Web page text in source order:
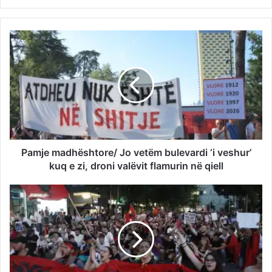
Pamje madhështore/ Jo vetëm bulevardi ‘i veshur’
kuq e zi, droni valëvit flamurin në qiell